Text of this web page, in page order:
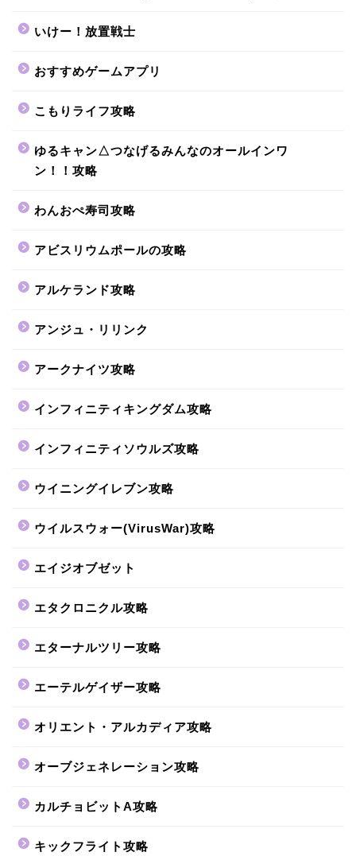
いけー！放置戦士
おすすめゲームアプリ
こもりライフ攻略
ゆるキャン△つなげるみんなのオールインワ
ン！！攻略
わんおぺ寿司攻略
アビスリウムポールの攻略
アルケランド攻略
アンジュ・リリンク
アークナイツ攻略
インフィニティキングダム攻略
インフィニティソウルズ攻略
ウイニングイレブン攻略
ウイルスウォー(VirusWar)攻略
エイジオブゼット
エタクロニクル攻略
エターナルツリー攻略
エーテルゲイザー攻略
オリエント・アルカディア攻略
オーブジェネレーション攻略
カルチョビットA攻略
キックフライト攻略